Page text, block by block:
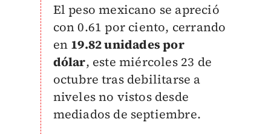
El peso mexicano se apreció
con0.61 por ciento, cerrando
en 19.82 unidades por
dólar, este miércoles 23 de
octubre tras debilitarse a
niveles no vistos desde
mediados de septiembre.